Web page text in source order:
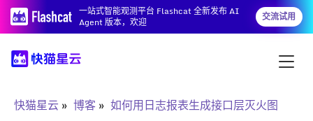
一站式智能观测平台 Flashcat 全新发布 AI
Agent 版本，欢迎
交流试用
快猫星云 博客 如何用日志报表生成接口层灭火图